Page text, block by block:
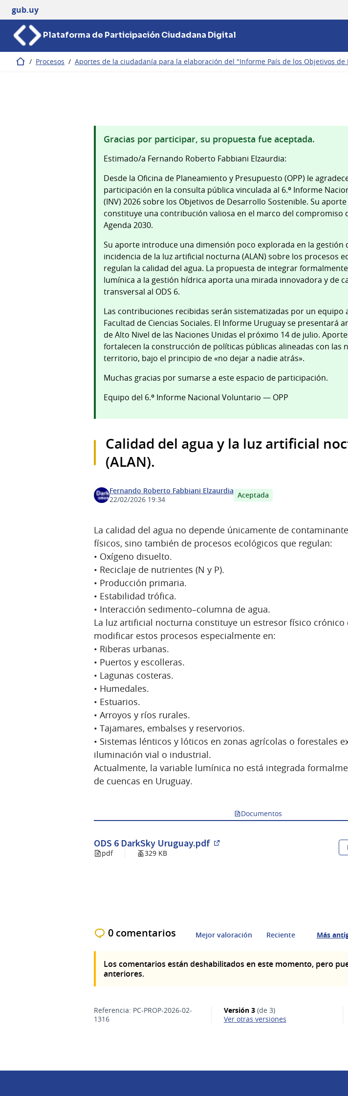
gub.uy
Plataforma de Participación Ciudadana Digital
Inicio / Procesos / Aportes de la ciudadanía para la elaboración del "Informe País de los Objetivos de
Gracias por participar, su propuesta fue aceptada.
Estimado/a Fernando Roberto Fabbiani Elzaurdia:
Desde la Oficina de Planeamiento y Presupuesto (OPP) le
participación en la consulta pública vinculada al 6.º Informe
(INV) 2026 sobre los Objetivos de Desarrollo Sostenible. Su
constituye una contribución valiosa en el marco del compromiso
Agenda 2030.
Su aporte introduce una dimensión poco explorada en la gestión
incidencia de la luz artificial nocturna (ALAN) sobre los procesos
regulan la calidad del agua. La propuesta de integrar
lumínica a la gestión hídrica aporta una mirada innovadora y de
transversal al ODS 6.
Las contribuciones recibidas serán sistematizadas por un equipo
Facultad de Ciencias Sociales. El Informe Uruguay se presentará
de Alto Nivel de las Naciones Unidas el próximo 14 de julio.
fortalecen la construcción de políticas públicas alineadas con las
territorio, bajo el principio de «no dejar a nadie atrás».
Muchas gracias por sumarse a este espacio de participación.
Equipo del 6.º Informe Nacional Voluntario — OPP
Calidad del agua y la luz artificial
(ALAN).
Fernando Roberto Fabbiani Elzaurdia
22/02/2026 19:34
Aceptada
La calidad del agua no depende únicamente de
físicos, sino también de procesos ecológicos que regulan:
• Oxígeno disuelto.
• Reciclaje de nutrientes (N y P).
• Producción primaria.
• Estabilidad trófica.
• Interacción sedimento–columna de agua.
La luz artificial nocturna constituye un estresor físico crónico
modificar estos procesos especialmente en:
• Riberas urbanas.
• Puertos y escolleras.
• Lagunas costeras.
• Humedales.
• Estuarios.
• Arroyos y ríos rurales.
• Tajamares, embalses y reservorios.
• Sistemas lénticos y lóticos en zonas agrícolas o forestales
iluminación vial o industrial.
Actualmente, la variable lumínica no está integrada
de cuencas en Uruguay.
Documentos
ODS 6 DarkSky Uruguay.pdf
pdf 329 KB
0 comentarios Mejor valoración Reciente Más
Los comentarios están deshabilitados en este momento, pero
anteriores.
Referencia: PC-PROP-2026-02-
1316
Versión 3(de 3)
ver otras versiones